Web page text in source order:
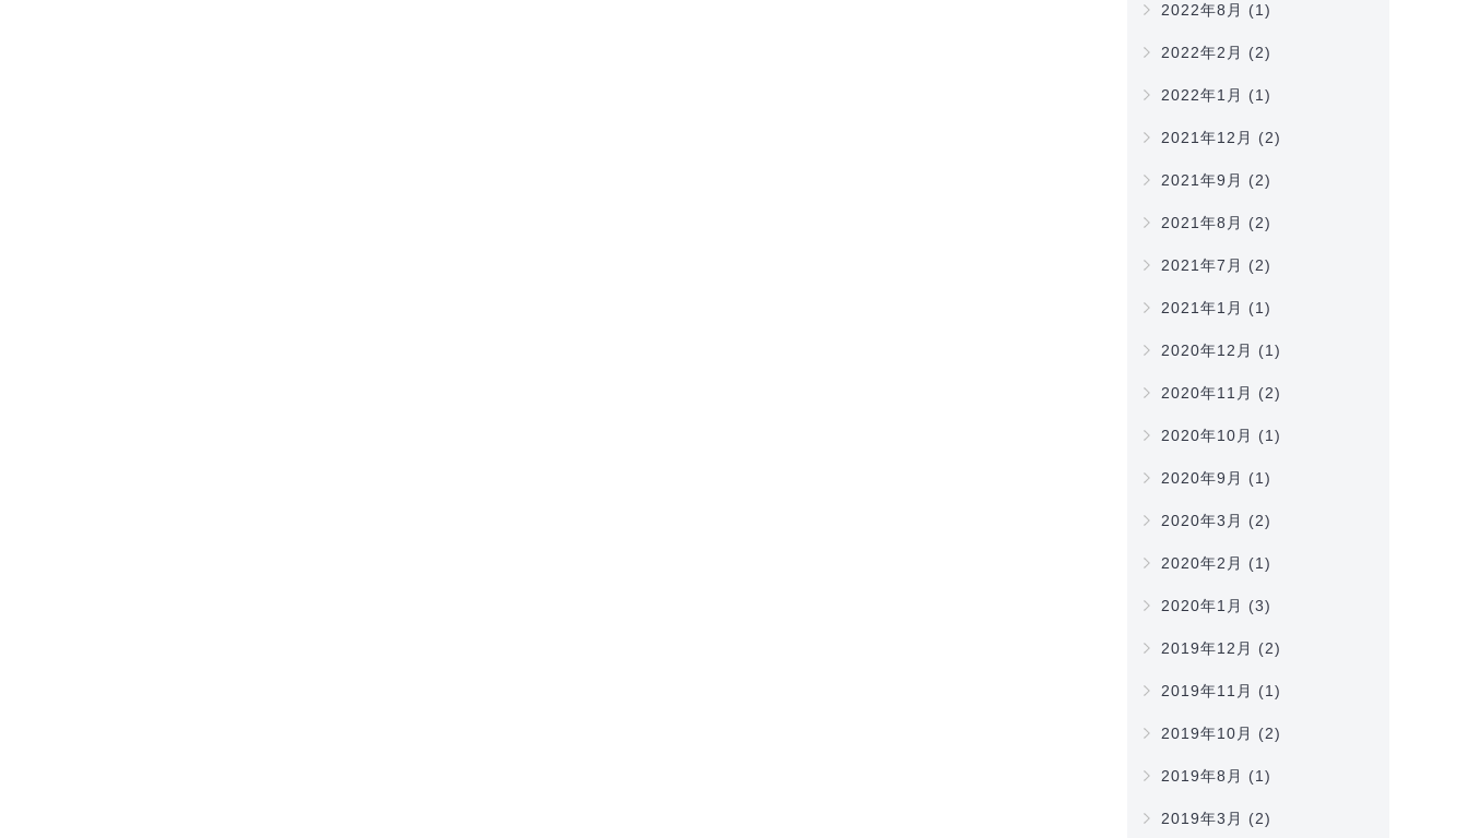
2022年8月 (1)
2022年2月 (2)
2022年1月 (1)
2021年12月 (2)
2021年9月 (2)
2021年8月 (2)
2021年7月 (2)
2021年1月 (1)
2020年12月 (1)
2020年11月 (2)
2020年10月 (1)
2020年9月 (1)
2020年3月 (2)
2020年2月 (1)
2020年1月 (3)
2019年12月 (2)
2019年11月 (1)
2019年10月 (2)
2019年8月 (1)
2019年3月 (2)